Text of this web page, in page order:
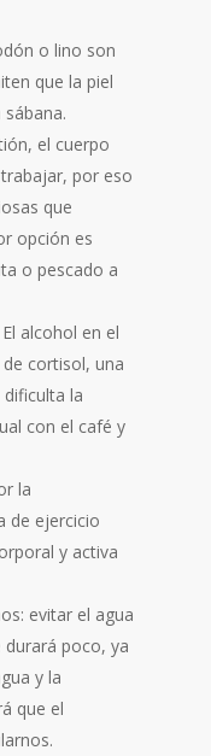
o lino son
que la piel
el cuerpo
por eso
que
opción es
o pescado a
alcohol en el
cortisol, una
la
con el café y
la
de ejercicio
y activa
evitar el agua
poco, ya
y la
que el